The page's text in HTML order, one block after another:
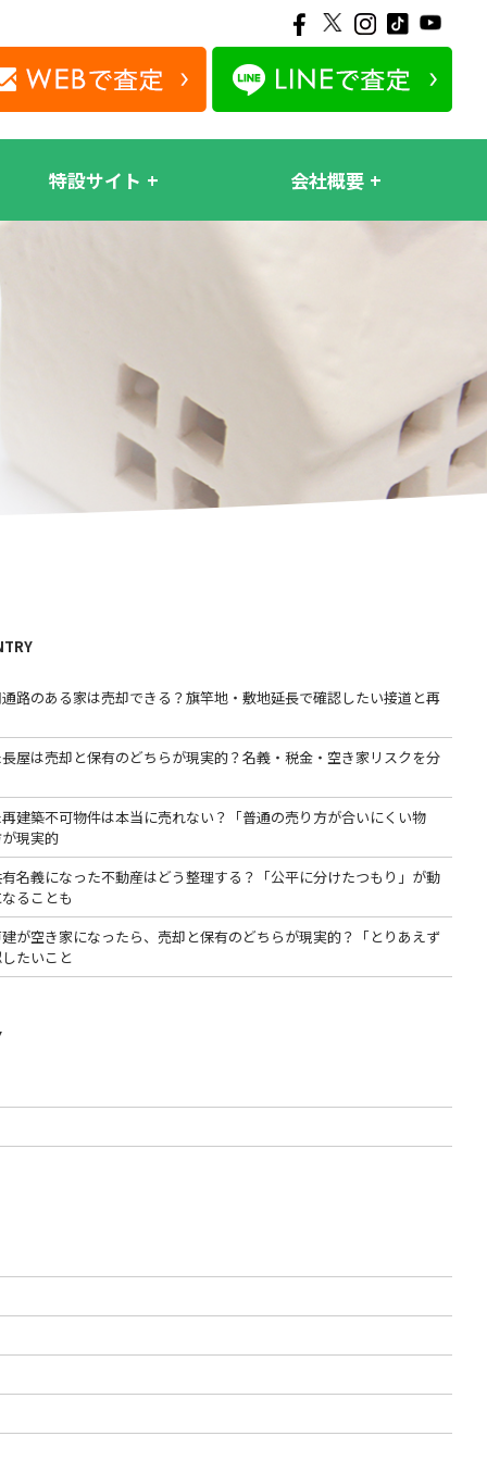
特設サイト 会社概要
通路のある家は売却できる？旗竿地・敷地延長で確認したい接道と再
屋は売却と保有のどちらが現実的？名義・税金・空き家リスクを分
建築不可物件は本当に売れない？「普通の売り方が合いにくい物
現実的
名義になった不動産はどう整理する？「公平に分けたつもり」が動
ることも
が空き家になったら、売却と保有のどちらが現実的？「とりあえず
たいこと